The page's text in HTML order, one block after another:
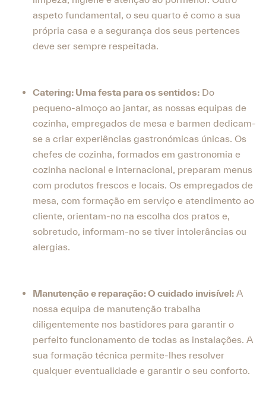
aspeto fundamental, o seu quarto é como a sua
própria casa e a segurança dos seus pertences
deve ser sempre respeitada.
Catering: Uma festa para os sentidos: Do
pequeno-almoço ao jantar, as nossas equipas de
cozinha, empregados de mesa e barmen dedicam-
se a criar experiências gastronómicas únicas. Os
chefes de cozinha, formados em gastronomia e
cozinha nacional e internacional, preparam menus
com produtos frescos e locais. Os empregados de
mesa, com formação em serviço e atendimento ao
cliente, orientam-no na escolha dos pratos e,
sobretudo, informam-no se tiver intolerâncias ou
alergias.
Manutenção e reparação: O cuidado invisível: A
nossa equipa de manutenção trabalha
diligentemente nos bastidores para garantir o
perfeito funcionamento de todas as instalações. A
sua formação técnica permite-lhes resolver
qualquer eventualidade e garantir o seu conforto.